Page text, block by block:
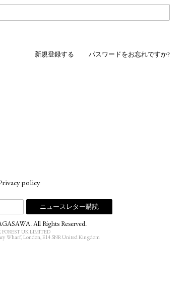
新規登録する パスワードをお忘れですか?
policy
All Rights Reserved.
FOREST UK LIMITED
Wharf, London, E14 5NR United Kingdom